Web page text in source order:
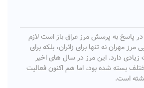
در پاسخ به پرسش مرز عراق باز است لازم
مهران نه تنها برای زائران، بلکه برای
دارد. این مرز در سال های اخیر
بسته شده بود، اما هم اکنون فعالیت
است.